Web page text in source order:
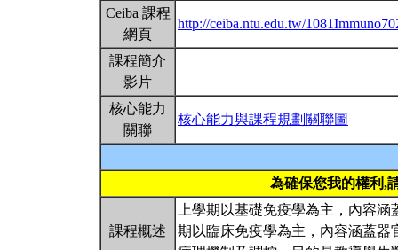
Ceiba 課程
網頁
http://ceiba.ntu.edu.tw/
課程簡介
影片
核心能力
關聯
核心能力與課程規劃關聯圖
為確保您我的權利,
課程概述
上學期以基礎免疫學為主，內容
期以臨床免疫學為主，內容涵蓋